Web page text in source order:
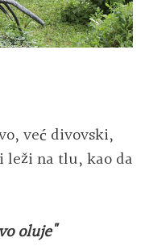
već divovski,
leži na tlu, kao da
oluje"